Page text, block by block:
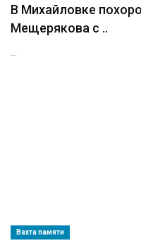
В Михайловке
Мещерякова с ..
...
Вахта памяти